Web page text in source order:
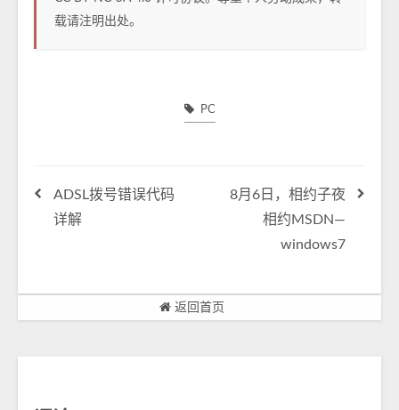
载请注明出处。
PC
ADSL拨号错误代码
详解
8月6日，相约子夜
相约MSDN—
windows7
返回首页